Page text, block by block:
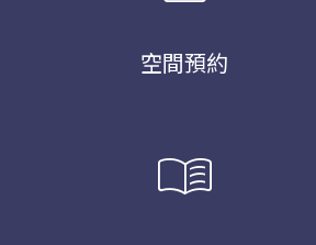
空間預約
menu_book